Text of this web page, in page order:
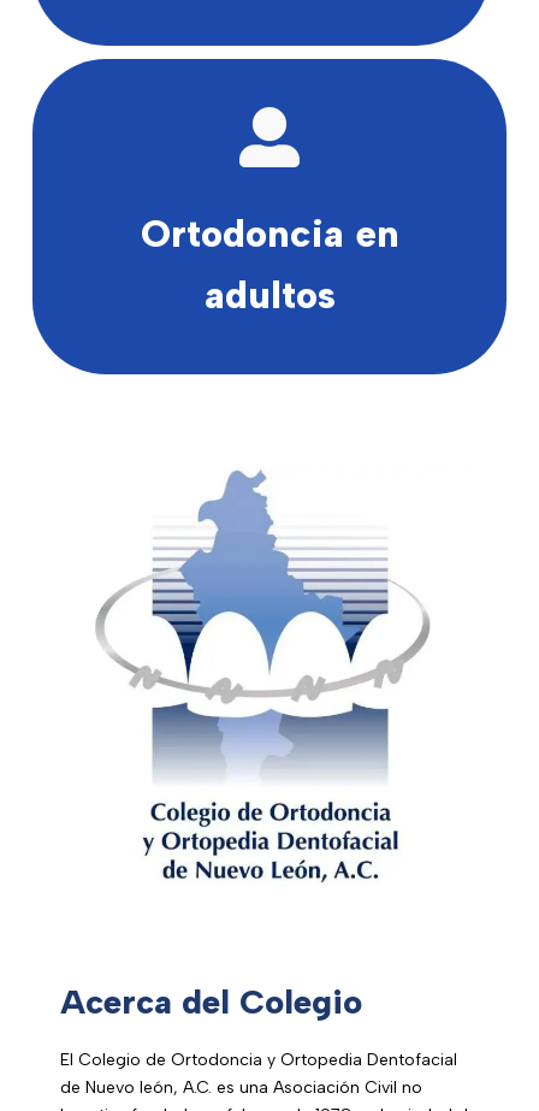
Ortodoncia en
adultos
Acerca del Colegio
El Colegio de Ortodoncia y Ortopedia Dentofacial
de Nuevo león, A.C. es una Asociación Civil no